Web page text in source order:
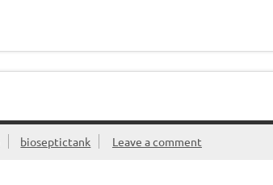
bioseptictank Leave a comment